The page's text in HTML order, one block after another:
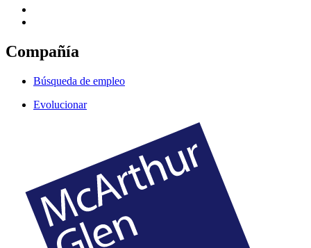
Compañía
Búsqueda de empleo
Evolucionar